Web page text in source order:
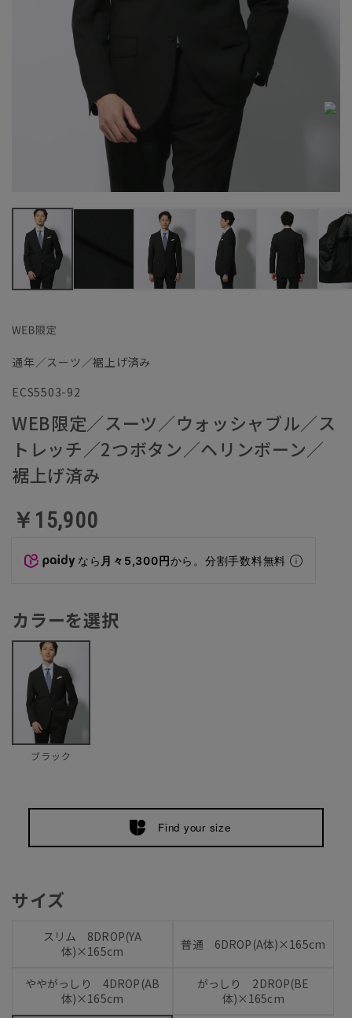
通年／スーツ／裾上げ済み
ECS5503-92
WEB限定／スーツ／ウォッシャブル／ス
トレッチ／2つボタン／ヘリンボーン／
裾上げ済み
￥15,900
なら 月々5,300円から。分割手数料無料
カラーを選択
ブラック
Find your size
サイズ
スリム 8DROP(YA
体)×165cm
普通 6DROP(A体)×165cm
ややがっしり 4DROP(AB
体)×165cm
がっしり 2DROP(BE
体)×165cm